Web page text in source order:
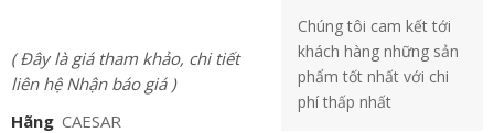
( Đây là giá tham khảo, chi tiết
liên hệ Nhận báo giá )
Hãng CAESAR
Chúng tôi cam kết tới
khách hàng những sản
phẩm tốt nhất với chi
phí thấp nhất